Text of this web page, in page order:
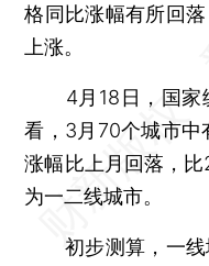
格同比涨幅有所回
上涨。
4月18日，国家
看，3月70个城市中
涨幅比上月回落，
为一二线城市。
初步测算，一线